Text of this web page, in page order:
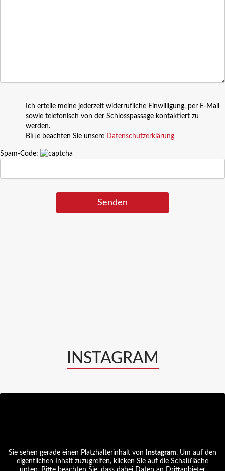
Ich erteile meine jederzeit widerrufliche Einwilligung, per E-Mail
sowie telefonisch von der Schlosspassage kontaktiert zu
werden.
Bitte beachten Sie unsere
Datenschutzerklärung
Spam-Code:
INSTAGRAM
Sie sehen gerade einen Platzhalterinhalt von Instagram. Um auf den
eigentlichen Inhalt zuzugreifen, klicken Sie auf die Schaltfläche